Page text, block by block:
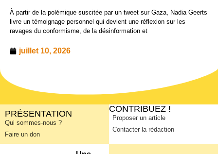
À partir de la polémique suscitée par un tweet sur Gaza, Nadia Geerts
livre un témoignage personnel qui devient une réflexion sur les
ravages du conformisme, de la désinformation et
juillet 10, 2026
PRÉSENTATION
Qui sommes-nous ?
Faire un don
CONTRIBUEZ !
Proposer un article
Contacter la rédaction